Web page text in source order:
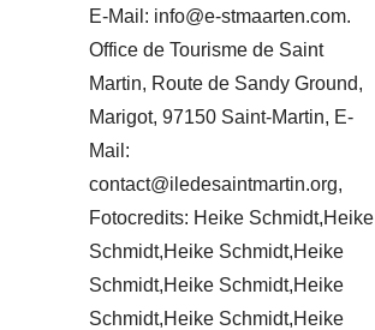
E-Mail: info@e-stmaarten.com.
Office de Tourisme de Saint
Martin, Route de Sandy Ground,
Marigot, 97150 Saint-Martin, E-
Mail:
contact@iledesaintmartin.org,
Fotocredits: Heike Schmidt,Heike
Schmidt,Heike Schmidt,Heike
Schmidt,Heike Schmidt,Heike
Schmidt,Heike Schmidt,Heike